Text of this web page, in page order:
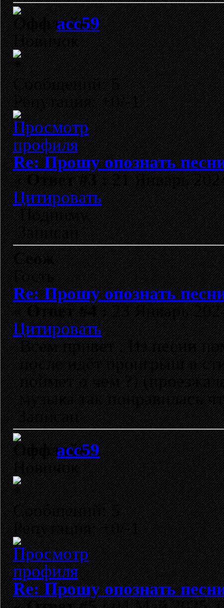
acc59
Новичок
Сообщений: 5
Репутация: +0/-1
Re: Прошу опознать
«Ответ #3 :21 Январь
Цитировать
Подниму.
Записан
Сеож
Гость
Re: Прошу опознать
«Ответ #4 :23 Январь
Цитировать
Всем привет . Из песни
после идёт проигрыш в
поймет о чем ?)
музыка так понравилась
Записан
acc59
Новичок
Сообщений: 5
Репутация: +0/-1
Re: Прошу опознать